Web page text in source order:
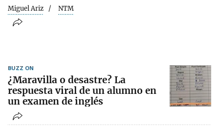
Miguel Ariz NTM
BUZZ ON
¿Maravilla o desastre? La
respuesta viral de un alumno en
un examen de inglés